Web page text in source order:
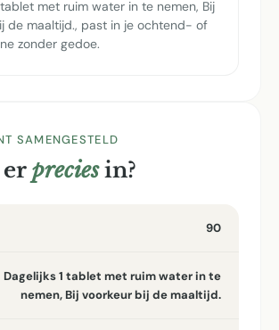
tablet met ruim water in te nemen, Bij
de maaltijd., past in je ochtend- of
zonder gedoe.
SAMENGESTELD
preciesin?
90
Dagelijks 1 tablet met ruim water in te
nemen, Bij voorkeur bij de maaltijd.